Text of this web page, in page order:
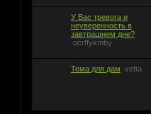
У Вас тревога и
неуверенность в
завтрашнем дне?
ocrffykmby
Тема для дам vetta